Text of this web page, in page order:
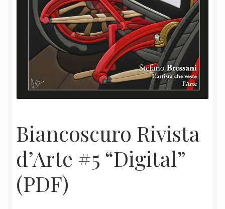
Biancoscuro Rivista
d’Arte #5 “Digital”
(PDF)